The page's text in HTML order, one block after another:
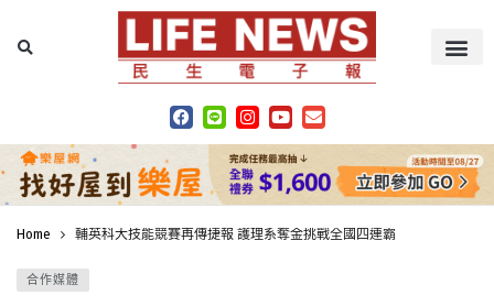
Home 輔英科大技能競賽再傳捷報 護理系奪金挑戰全國四連霸
合作媒體